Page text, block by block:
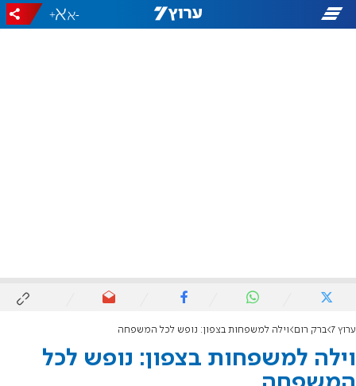
-
+
ערוץ 7 ברק רום וילה למשפחות בצפון: נופש לכל המשפחה
וילה למשפחות בצפון: נופש לכל